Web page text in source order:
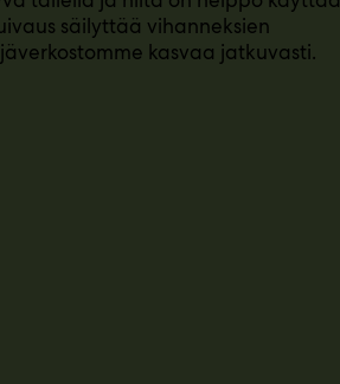
säilyttää vihanneksien
kasvaa jatkuvasti.